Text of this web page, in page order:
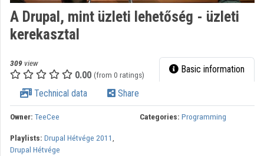
Categories
Organizations
Contributors
A Drupal, mint üzleti lehetőség - üzleti
kerekasztal
309 view
0.00 (from 0 ratings) Basic information
Technical data Share
Owner: TeeCee Categories: Programming
Playlists: Drupal Hétvége 2011,
Drupal Hétvége